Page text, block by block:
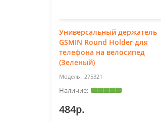
Универсальный держатель
GSMIN Round Holder для
телефона на велосипед
(Зеленый)
275321
484р.